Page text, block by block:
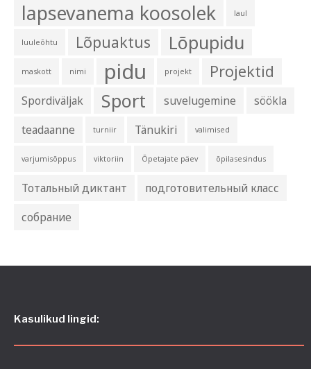
lapsevanema koosolek laul
luuleõhtu Lõpuaktus Lõpupidu
maskott nimi pidu projekt Projektid
Spordiväljak Sport suvelugemine
söökla
teadaanne
turniir Tänukiri valimised
varjumisõppus viktoriin Õpetajate päev õpilasesindus
Тотальный диктант
подготовительный класс
собрание
Kasulikud lingid: